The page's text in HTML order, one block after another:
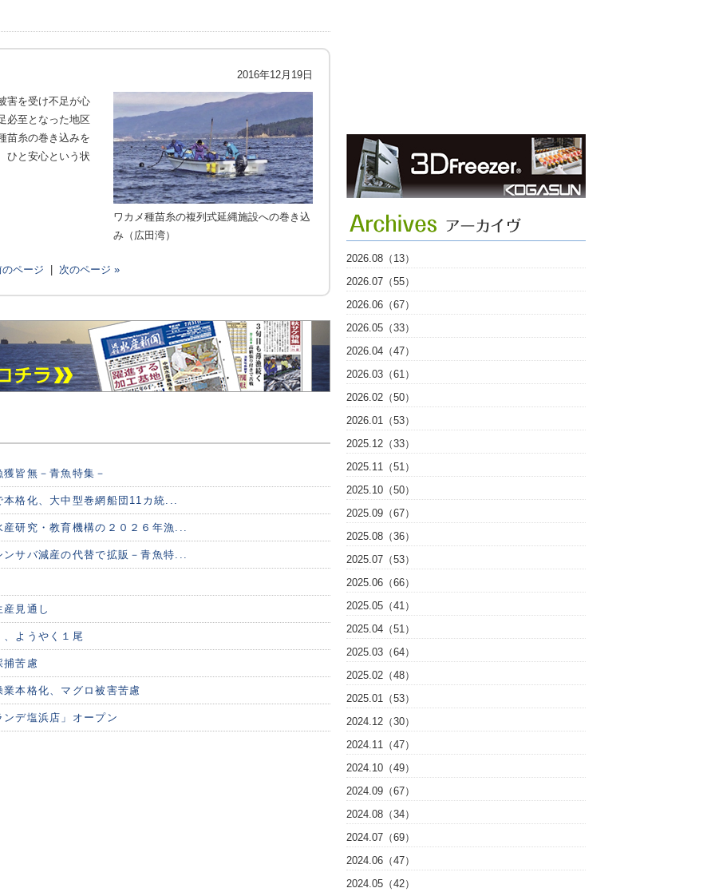
2016年12月19日
ワカメ種苗糸の複列式延縄施設への巻き込
み（広田湾）
害を受け不足が心
必至となった地区
苗糸の巻き込みを
ひと安心という状
ページ 次のページ »
皆無－青魚特集－
格化、大中型巻網船団11カ統...
研究・教育機構の２０２６年漁...
サバ減産の代替で拡販－青魚特...
見通し
ようやく１尾
捕苦慮
本格化、マグロ被害苦慮
デ塩浜店」オープン
2026.08（13）
2026.07（55）
2026.06（67）
2026.05（33）
2026.04（47）
2026.03（61）
2026.02（50）
2026.01（53）
2025.12（33）
2025.11（51）
2025.10（50）
2025.09（67）
2025.08（36）
2025.07（53）
2025.06（66）
2025.05（41）
2025.04（51）
2025.03（64）
2025.02（48）
2025.01（53）
2024.12（30）
2024.11（47）
2024.10（49）
2024.09（67）
2024.08（34）
2024.07（69）
2024.06（47）
2024.05（42）